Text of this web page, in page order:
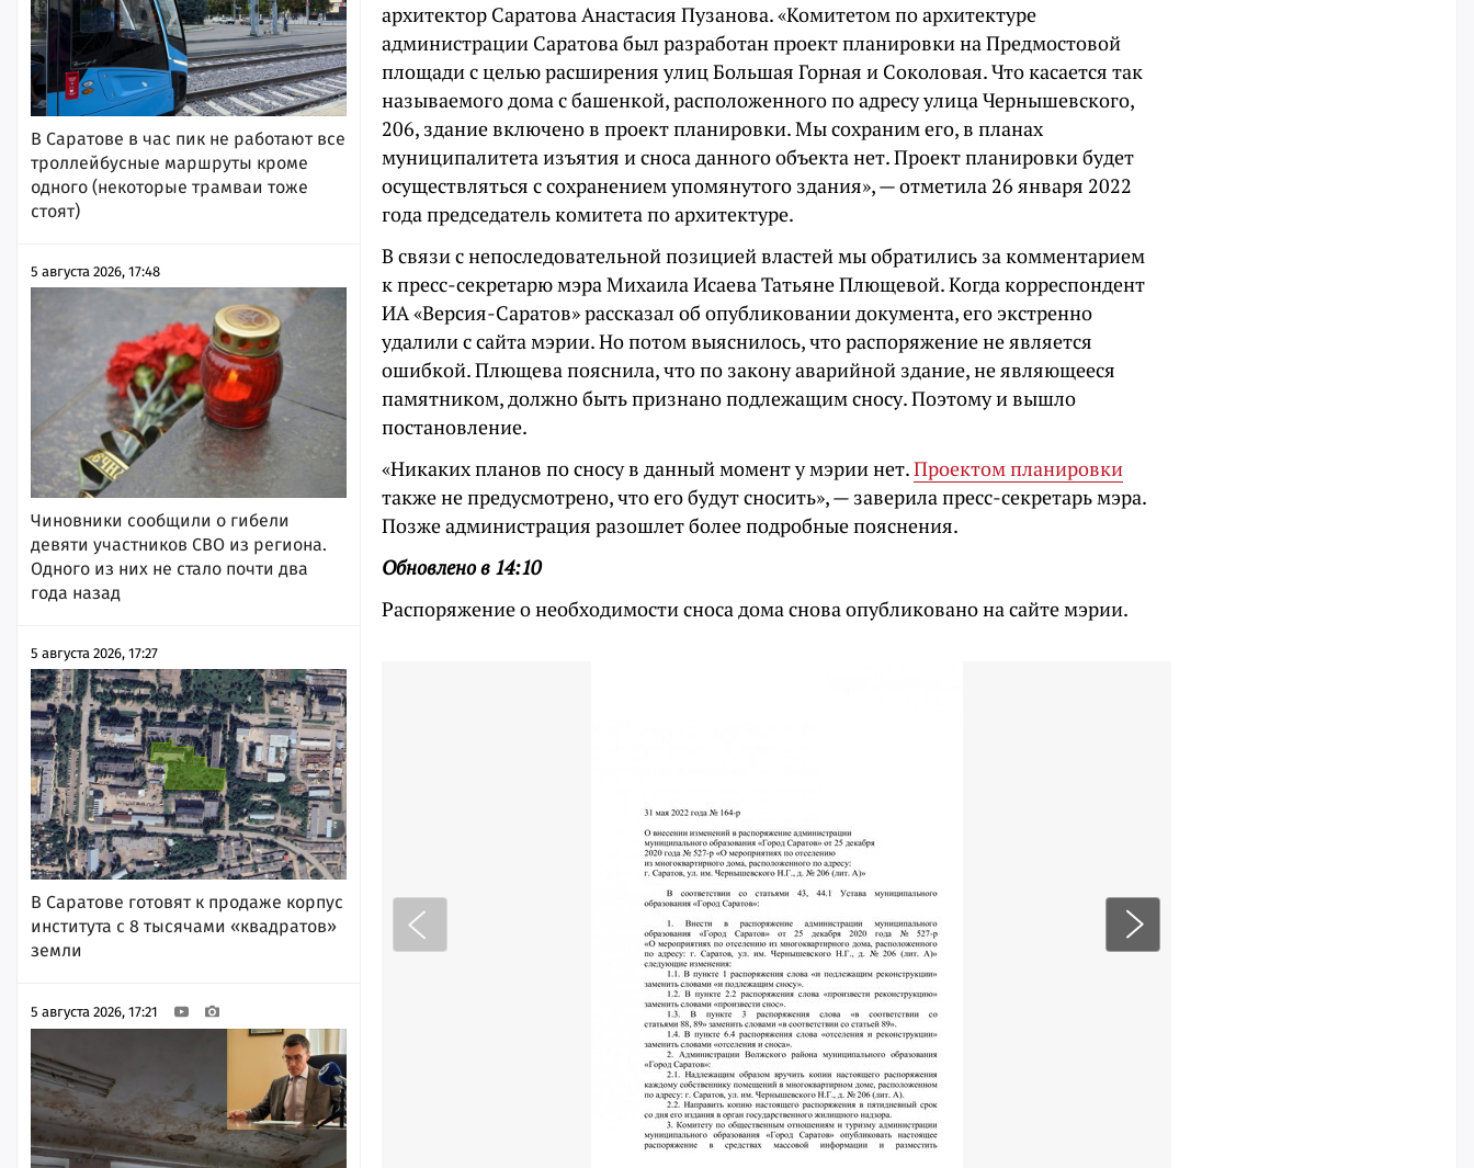
В Саратове в час пик не работают все
троллейбусные маршруты кроме
одного (некоторые трамваи тоже
стоят)
5 августа 2026, 17:48
Чиновники сообщили о гибели
девяти участников СВО из региона.
Одного из них не стало почти два
года назад
5 августа 2026, 17:27
В Саратове готовят к продаже корпус
института с 8 тысячами «квадратов»
земли
5 августа 2026, 17:21
архитектор Саратова Анастасия Пузанова. «Комитетом по архитектуре
администрации Саратова был разработан проект планировки на Предмостовой
площади с целью расширения улиц Большая Горная и Соколовая. Что касается так
называемого дома с башенкой, расположенного по адресу улица Чернышевского,
206, здание включено в проект планировки. Мы сохраним его, в планах
муниципалитета изъятия и сноса данного объекта нет. Проект планировки будет
осуществляться с сохранением упомянутого здания», — отметила 26 января 2022
года председатель комитета по архитектуре.
В связи с непоследовательной позицией властей мы обратились за комментарием
к пресс-секретарю мэра Михаила Исаева Татьяне Плющевой. Когда корреспондент
ИА «Версия-Саратов» рассказал об опубликовании документа, его экстренно
удалили с сайта мэрии. Но потом выяснилось, что распоряжение не является
ошибкой. Плющева пояснила, что по закону аварийной здание, не являющееся
памятником, должно быть признано подлежащим сносу. Поэтому и вышло
постановление.
«Никаких планов по сносу в данный момент у мэрии нет.Проектом планировки
также не предусмотрено, что его будут сносить», — заверила пресс-секретарь мэра.
Позже администрация разошлет более подробные пояснения.
Обновлено в 14:10
Распоряжение о необходимости сноса дома снова опубликовано на сайте мэрии.